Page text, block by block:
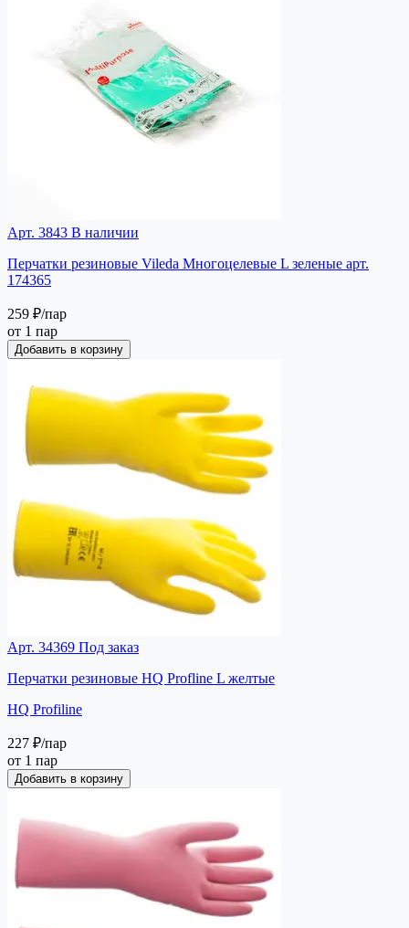
Арт. 3843 В наличии
Перчатки резиновые Vileda Многоцелевые L зеленые арт.
174365
259 ₽/пар
от 1 пар
Добавить в корзину
Арт. 34369 Под заказ
Перчатки резиновые HQ Profline L желтые
HQ Profiline
227 ₽/пар
от 1 пар
Добавить в корзину